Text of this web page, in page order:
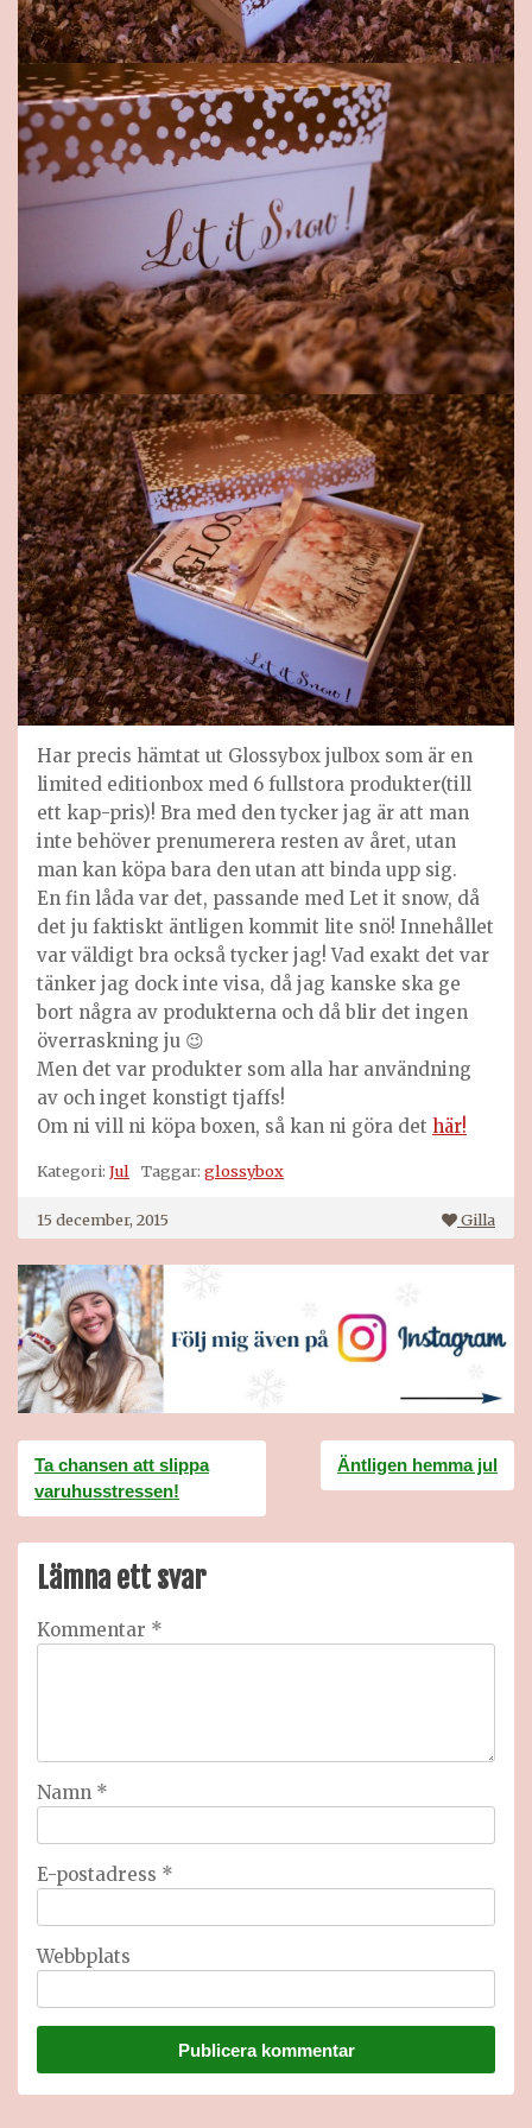
Har precis hämtat ut Glossybox julbox som är en
limited editionbox med 6 fullstora produkter(till
ett kap-pris)! Bra med den tycker jag är att man
inte behöver prenumerera resten av året, utan
man kan köpa bara den utan att binda upp sig.
En fin låda var det, passande med Let it snow, då
det ju faktiskt äntligen kommit lite snö! Innehållet
var väldigt bra också tycker jag! Vad exakt det var
tänker jag dock inte visa, då jag kanske ska ge
bort några av produkterna och då blir det ingen
överraskning ju 😉
Men det var produkter som alla har användning
av och inget konstigt tjaffs!
Om ni vill ni köpa boxen, så kan ni göra det här!
Kategori: Jul Taggar: glossybox
15 december, 2015 Gilla
Inläggsnavigering
Ta chansen att slippa
varuhusstressen!
Äntligen hemma jul
Lämna ett svar
Kommentar *
Namn *
E-postadress *
Webbplats